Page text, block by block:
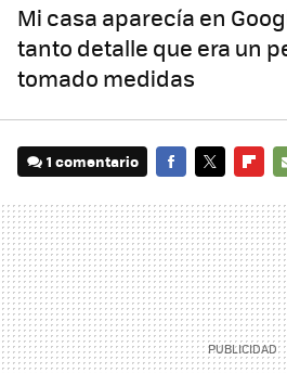
Mi casa aparecía en
tanto detalle que era un
tomado medidas
1 comentario